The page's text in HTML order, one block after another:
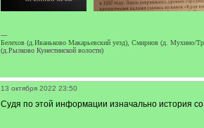
---
Белехов (д.Иваньково Макарьевский уезд), Смирнов (д. Мухино/
(д.Рылково Кунестинской волости)
13 октября 2022 23:50
Судя по этой информации изначально история